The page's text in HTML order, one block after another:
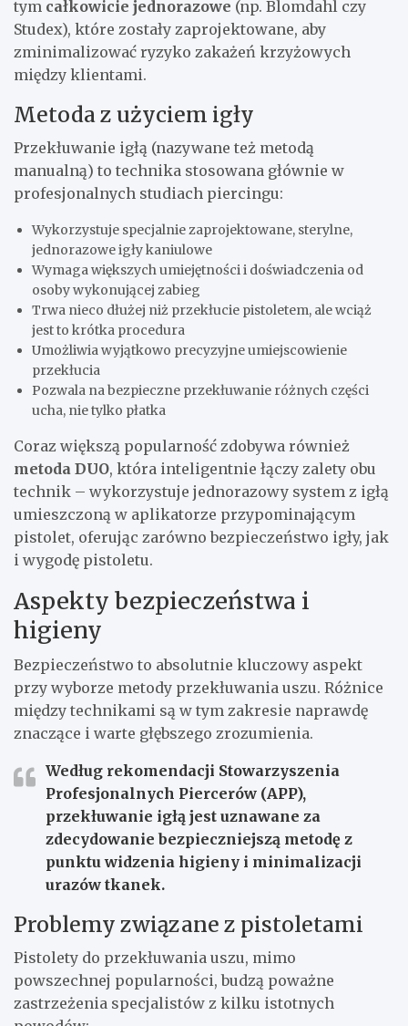
tym całkowicie jednorazowe (np. Blomdahl czy
Studex), które zostały zaprojektowane, aby
zminimalizować ryzyko zakażeń krzyżowych
między klientami.
Metoda z użyciem igły
Przekłuwanie igłą (nazywane też metodą
manualną) to technika stosowana głównie w
profesjonalnych studiach piercingu:
Wykorzystuje specjalnie zaprojektowane, sterylne,
jednorazowe igły kaniulowe
Wymaga większych umiejętności i doświadczenia od
osoby wykonującej zabieg
Trwa nieco dłużej niż przekłucie pistoletem, ale wciąż
jest to krótka procedura
Umożliwia wyjątkowo precyzyjne umiejscowienie
przekłucia
Pozwala na bezpieczne przekłuwanie różnych części
ucha, nie tylko płatka
Coraz większą popularność zdobywa również
metoda DUO, która inteligentnie łączy zalety obu
technik – wykorzystuje jednorazowy system z igłą
umieszczoną w aplikatorze przypominającym
pistolet, oferując zarówno bezpieczeństwo igły, jak
i wygodę pistoletu.
Aspekty bezpieczeństwa i
higieny
Bezpieczeństwo to absolutnie kluczowy aspekt
przy wyborze metody przekłuwania uszu. Różnice
między technikami są w tym zakresie naprawdę
znaczące i warte głębszego zrozumienia.
Według rekomendacji Stowarzyszenia
Profesjonalnych Piercerów (APP),
przekłuwanie igłą jest uznawane za
zdecydowanie bezpieczniejszą metodę z
punktu widzenia higieny i minimalizacji
urazów tkanek.
Problemy związane z pistoletami
Pistolety do przekłuwania uszu, mimo
powszechnej popularności, budzą poważne
zastrzeżenia specjalistów z kilku istotnych